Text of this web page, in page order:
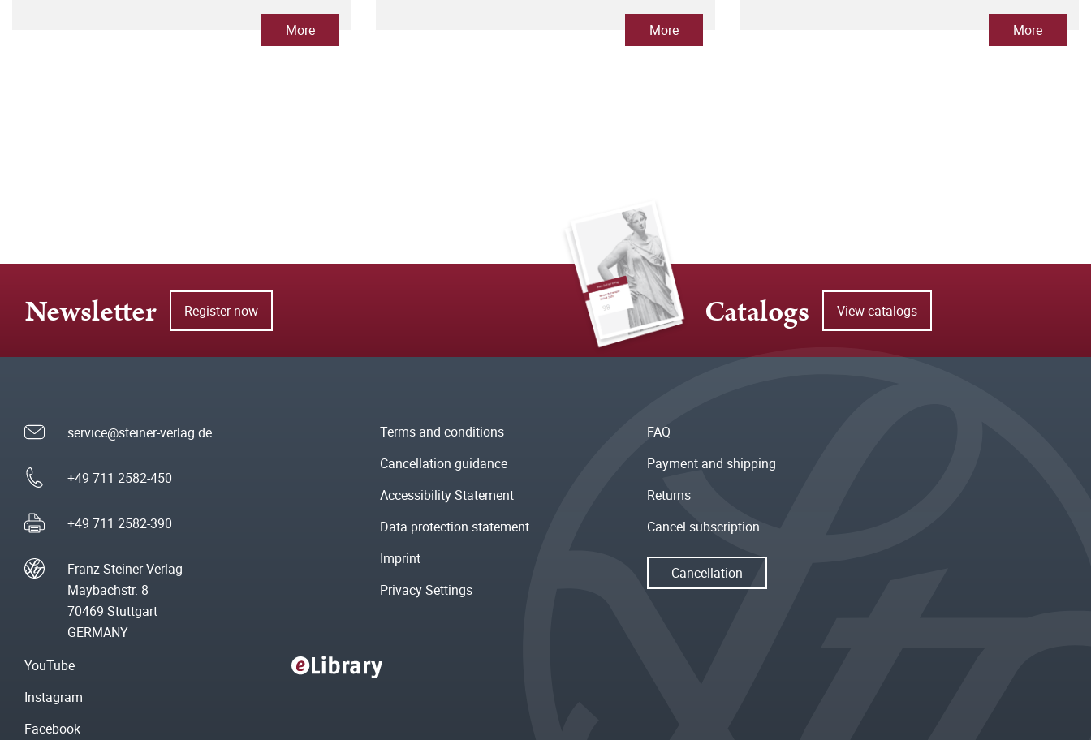
More More More
Newsletter Register now Catalogs View catalogs
service@steiner-verlag.de
+49 711 2582-450
+49 711 2582-390
Franz Steiner Verlag
Maybachstr. 8
70469 Stuttgart
GERMANY
Terms and conditions
Cancellation guidance
Accessibility Statement
Data protection statement
Imprint
Privacy Settings
FAQ
Payment and shipping
Returns
Cancel subscription
Cancellation
YouTube
Instagram
Facebook